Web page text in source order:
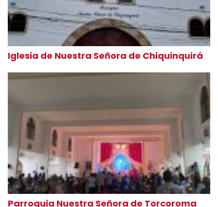
Iglesia de Nuestra Señora de Chiquinquirá
Parroquia Nuestra Señora de Torcoroma